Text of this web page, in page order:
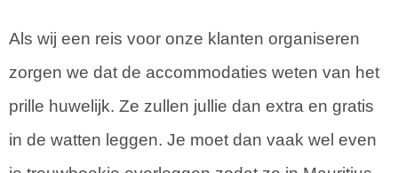
Als wij een reis voor onze klanten organiseren
zorgen we dat de accommodaties weten van het
prille huwelijk. Ze zullen jullie dan extra en gratis
in de watten leggen. Je moet dan vaak wel even